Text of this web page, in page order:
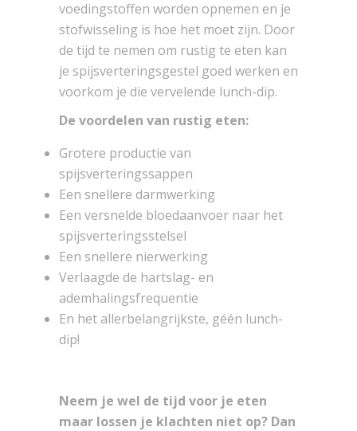
voedingstoffen worden opnemen en je
stofwisseling is hoe het moet zijn. Door
de tijd te nemen om rustig te eten kan
je spijsverteringsgestel goed werken en
voorkom je die vervelende lunch-dip.
De voordelen van rustig eten:
Grotere productie van
spijsverteringssappen
Een snellere darmwerking
Een versnelde bloedaanvoer naar het
spijsverteringsstelsel
Een snellere nierwerking
Verlaagde de hartslag- en
ademhalingsfrequentie
En het allerbelangrijkste, géén lunch-
dip!
Neem je wel de tijd voor je eten
maar lossen je klachten niet op? Dan